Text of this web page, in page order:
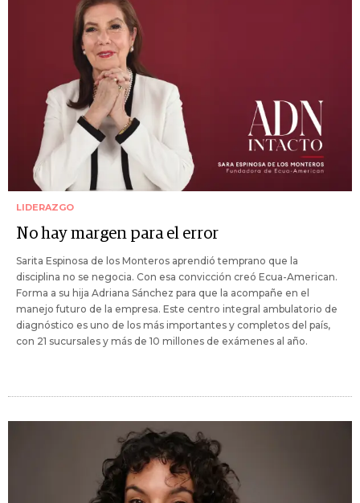
LIDERAZGO
No hay margen para el error
Sarita Espinosa de los Monteros aprendió temprano que la
disciplina no se negocia. Con esa convicción creó Ecua-American.
Forma a su hija Adriana Sánchez para que la acompañe en el
manejo futuro de la empresa. Este centro integral ambulatorio de
diagnóstico es uno de los más importantes y completos del país,
con 21 sucursales y más de 10 millones de exámenes al año.